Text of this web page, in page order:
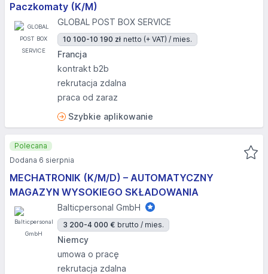
Paczkomaty (K/M)
GLOBAL POST BOX SERVICE
10 100-10 190 zł netto (+ VAT) / mies.
Francja
kontrakt b2b
rekrutacja zdalna
praca od zaraz
Szybkie aplikowanie
MECHATRONIK (K/M/D) – AUTOMATYCZNY
MAGAZYN WYSOKIEGO SKŁADOWANIA
Balticpersonal GmbH
3 200-4 000 € brutto / mies.
Niemcy
umowa o pracę
rekrutacja zdalna
Polecana
Dodana 6 sierpnia